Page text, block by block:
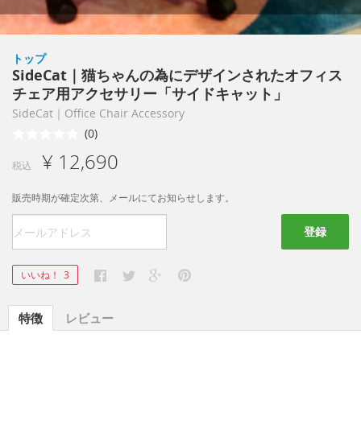
トップ
SideCat｜猫ちゃんの為にデザインされたオフィス
チェア用アクセサリー「サイドキャット」
SideCat｜Office Chair Accessory
(0)
税込 ¥ 12,690
販売時期が確定次第、メールにてお知らせします。
登録
いいね！ 3
特徴 レビュー